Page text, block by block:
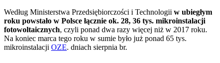
Według Ministerstwa Przedsiębiorczości i Technologii w ubiegłym
roku powstało w Polsce łącznie ok. 28, 36 tys. mikroinstalacji
fotowoltaicznych, czyli ponad dwa razy więcej niż w 2017 roku.
Na koniec marca tego roku w sumie było już ponad 65 tys.
mikroinstalacji OZE. dniach sierpnia br.